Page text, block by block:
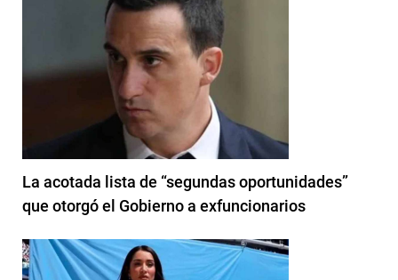
La acotada lista de “segundas oportunidades”
que otorgó el Gobierno a exfuncionarios